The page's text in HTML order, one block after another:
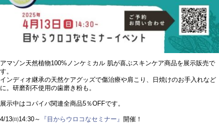
アマゾン天然植物100%ノンケミカル 肌が喜ぶスキンケア商品を展示販売で
す。
インディオ継承の天然ケアグッズで傷治療や肩こり、日焼けのお手入れなど
に。研磨剤不使用の歯磨き粉も。
展示中はコパイバ関連全商品5％OFFです。
4/13㈰14:30～ 『目からウロコなセミナー』 開催！